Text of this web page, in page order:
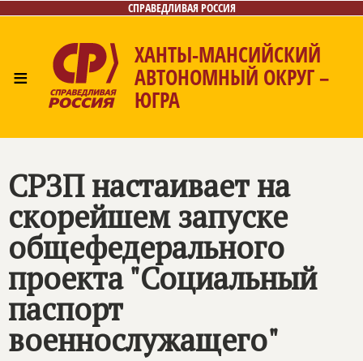
СПРАВЕДЛИВАЯ РОССИЯ
≡
ХАНТЫ-МАНСИЙСКИЙ
АВТОНОМНЫЙ ОКРУГ –
ЮГРА
СРЗП настаивает на
скорейшем запуске
общефедерального
проекта "Социальный
паспорт
военнослужащего"